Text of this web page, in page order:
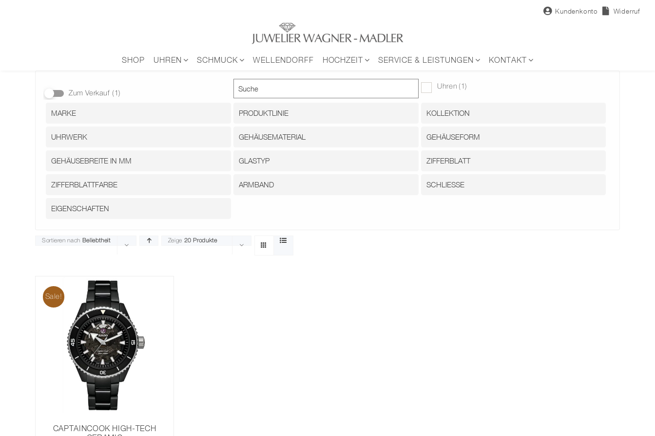
Kundenkonto Widerruf
SHOP UHREN SCHMUCK WELLENDORFF HOCHZEIT SERVICE & LEISTUNGEN KONTAKT
Zum Verkauf (1)
Uhren (1)
Sortieren nach Beliebtheit Zeige 20 Produkte
Sale!
CAPTAINCOOK HIGH-TECH